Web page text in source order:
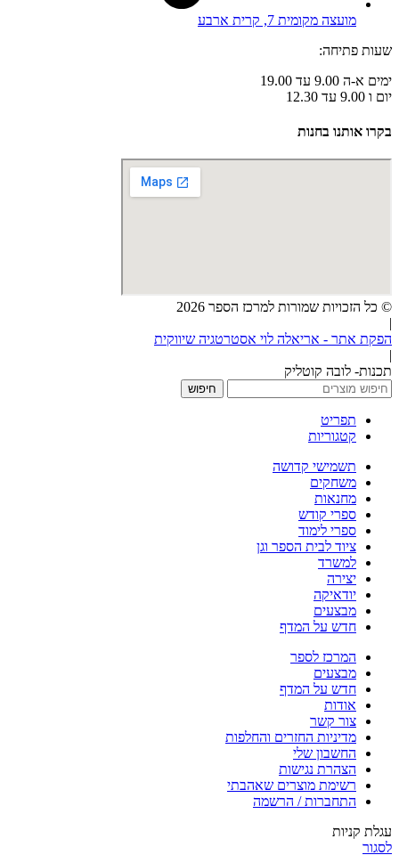
מועצה מקומית 7, קרית ארבע
שעות פתיחה:
ימים א-ה 9.00 עד 19.00
יום ו 9.00 עד 12.30
בקרו אותנו בחנות
© כל הזכויות שמורות למרכז הספר 2026
|
הפקת אתר - אריאלה לוי אסטרטגיה שיווקית
|
תכנות- לובה קוטליק
חיפוש
תפריט
קטגוריות
תשמישי קדושה
משחקים
מחנאות
ספרי קודש
ספרי לימוד
ציוד לבית הספר וגן
למשרד
יצירה
יודאיקה
מבצעים
חדש על המדף
המרכז לספר
מבצעים
חדש על המדף
אודות
צור קשר
מדיניות החזרים והחלפות
החשבון שלי
הצהרת נגישות
רשימת מוצרים שאהבתי
התחברות / הרשמה
עגלת קניות
לסגור